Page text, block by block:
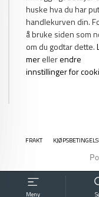
Meny
huske hva du har
handlekurven din.
å bruke siden som
om du godtar dette.
merellerendre
innstillinger for
FRAKT